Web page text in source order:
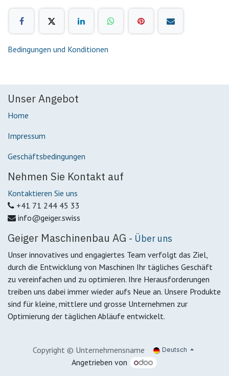
Bedingungen und Konditionen
Unser Angebot
Home
Impressum
Geschäftsbedingungen
Nehmen Sie Kontakt auf
Kontaktieren Sie uns
+41 71 244 45 33
info@geiger.swiss
Geiger Maschinenbau AG - Über uns
Unser innovatives und engagiertes Team verfolgt das Ziel,
durch die Entwicklung von Maschinen Ihr tägliches Geschäft
zu vereinfachen und zu optimieren. Ihre Herausforderungen
treiben uns dabei immer wieder aufs Neue an. Unsere Produkte
sind für kleine, mittlere und grosse Unternehmen zur
Optimierung der täglichen Abläufe entwickelt.
Copyright © Unternehmensname Deutsch
Angetrieben von